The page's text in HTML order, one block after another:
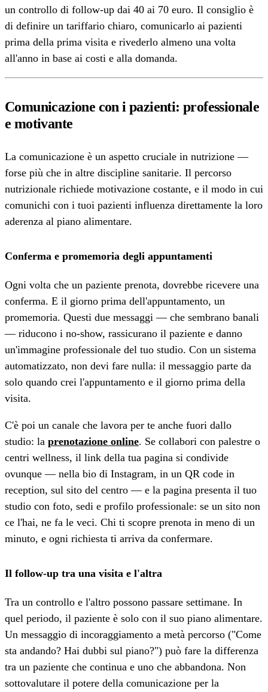
un controllo di follow-up dai 40 ai 70 euro. Il consiglio è
di definire un tariffario chiaro, comunicarlo ai pazienti
prima della prima visita e rivederlo almeno una volta
all'anno in base ai costi e alla domanda.
Comunicazione con i pazienti: professionale
e motivante
La comunicazione è un aspetto cruciale in nutrizione —
forse più che in altre discipline sanitarie. Il percorso
nutrizionale richiede motivazione costante, e il modo in cui
comunichi con i tuoi pazienti influenza direttamente la loro
aderenza al piano alimentare.
Conferma e promemoria degli appuntamenti
Ogni volta che un paziente prenota, dovrebbe ricevere una
conferma. E il giorno prima dell'appuntamento, un
promemoria. Questi due messaggi — che sembrano banali
— riducono i no-show, rassicurano il paziente e danno
un'immagine professionale del tuo studio. Con un sistema
automatizzato, non devi fare nulla: il messaggio parte da
solo quando crei l'appuntamento e il giorno prima della
visita.
C'è poi un canale che lavora per te anche fuori dallo
studio: la prenotazione online. Se collabori con palestre o
centri wellness, il link della tua pagina si condivide
ovunque — nella bio di Instagram, in un QR code in
reception, sul sito del centro — e la pagina presenta il tuo
studio con foto, sedi e profilo professionale: se un sito non
ce l'hai, ne fa le veci. Chi ti scopre prenota in meno di un
minuto, e ogni richiesta ti arriva da confermare.
Il follow-up tra una visita e l'altra
Tra un controllo e l'altro possono passare settimane. In
quel periodo, il paziente è solo con il suo piano alimentare.
Un messaggio di incoraggiamento a metà percorso ("Come
sta andando? Hai dubbi sul piano?") può fare la differenza
tra un paziente che continua e uno che abbandona. Non
sottovalutare il potere della comunicazione per la